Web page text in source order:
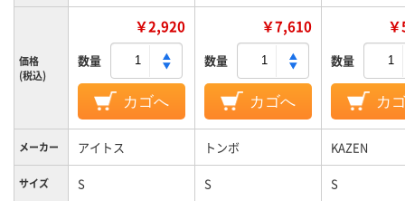
価格
(税込)
￥2,920
数量
カゴへ
￥7,610
数量
カゴへ
数量
カ
メーカー アイトス トンボ KAZEN
サイズ S S S